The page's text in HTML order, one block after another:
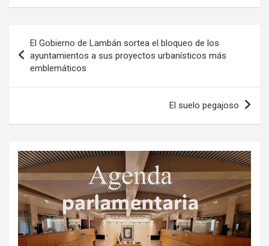
de
entradas
El Gobierno de Lambán sortea el bloqueo de los
ayuntamientos a sus proyectos urbanísticos más
emblemáticos
El suelo pegajoso